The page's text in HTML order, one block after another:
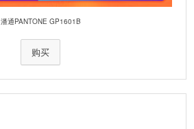
潘通PANTONE GP1601B
购买